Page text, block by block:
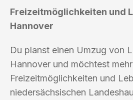
Freizeitmöglichkeiten und
Hannover
Du planst einen Umzug von
Hannover und möchtest
Freizeitmöglichkeiten und
niedersächsischen